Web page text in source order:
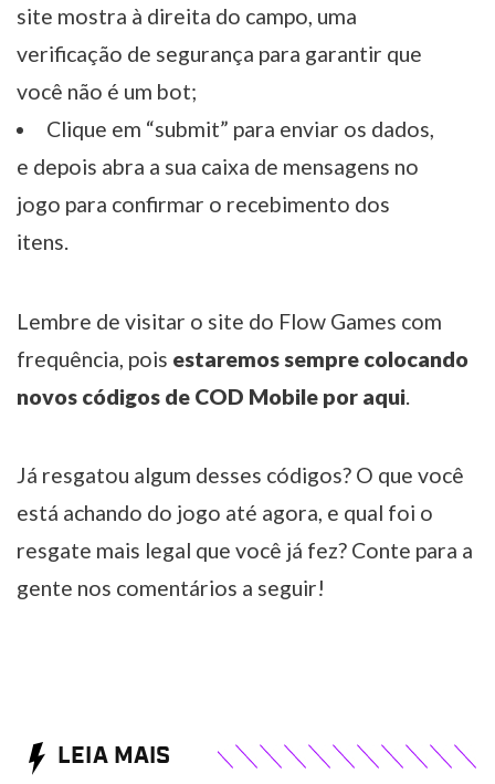
site mostra à direita do campo, uma
verificação de segurança para garantir que
você não é um bot;
Clique em “submit” para enviar os dados,
e depois abra a sua caixa de mensagens no
jogo para confirmar o recebimento dos
itens.
Lembre de visitar o site do Flow Games com
frequência, pois estaremos sempre colocando
novos códigos de COD Mobile por aqui
Já resgatou algum desses códigos? O que você
está achando do jogo até agora, e qual foi o
resgate mais legal que você já fez? Conte para a
gente nos comentários a seguir!
LEIA MAIS